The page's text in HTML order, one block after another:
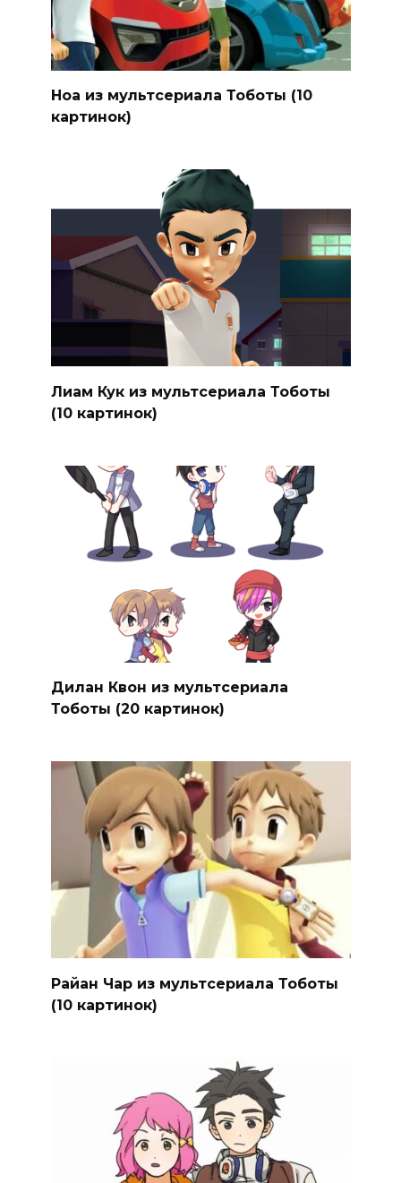
Ноа из мультсериала Тоботы (10
картинок)
Лиам Кук из мультсериала Тоботы
(10 картинок)
Дилан Квон из мультсериала
Тоботы (20 картинок)
Райан Чар из мультсериала Тоботы
(10 картинок)